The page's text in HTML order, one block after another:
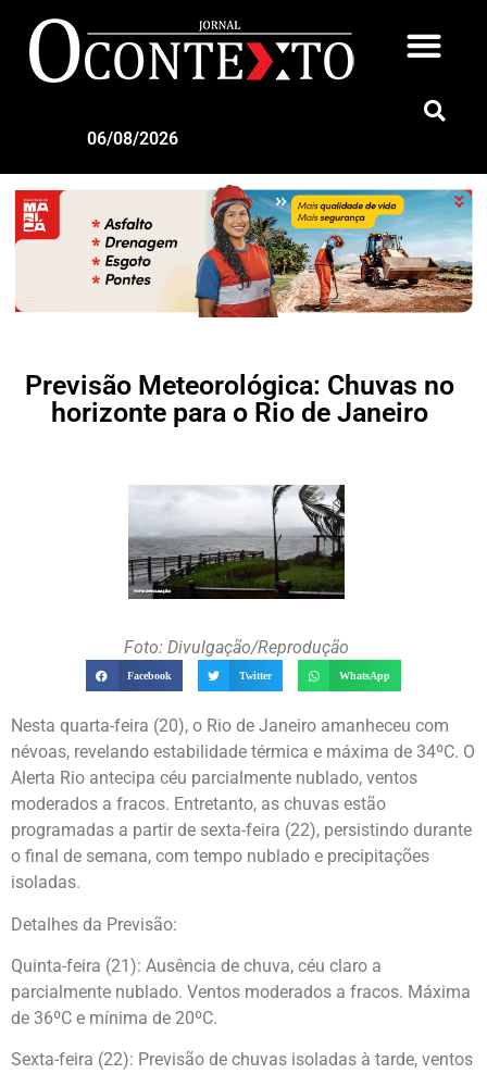
06/08/2026
Previsão Meteorológica: Chuvas no
horizonte para o Rio de Janeiro
Foto: Divulgação/Reprodução
Facebook Twitter WhatsApp
Nesta quarta-feira (20), o Rio de Janeiro amanheceu com
névoas, revelando estabilidade térmica e máxima de 34ºC. O
Alerta Rio antecipa céu parcialmente nublado, ventos
moderados a fracos. Entretanto, as chuvas estão
programadas a partir de sexta-feira (22), persistindo durante
o final de semana, com tempo nublado e precipitações
isoladas.
Detalhes da Previsão:
Quinta-feira (21): Ausência de chuva, céu claro a
parcialmente nublado. Ventos moderados a fracos. Máxima
de 36ºC e mínima de 20ºC.
Sexta-feira (22): Previsão de chuvas isoladas à tarde, ventos